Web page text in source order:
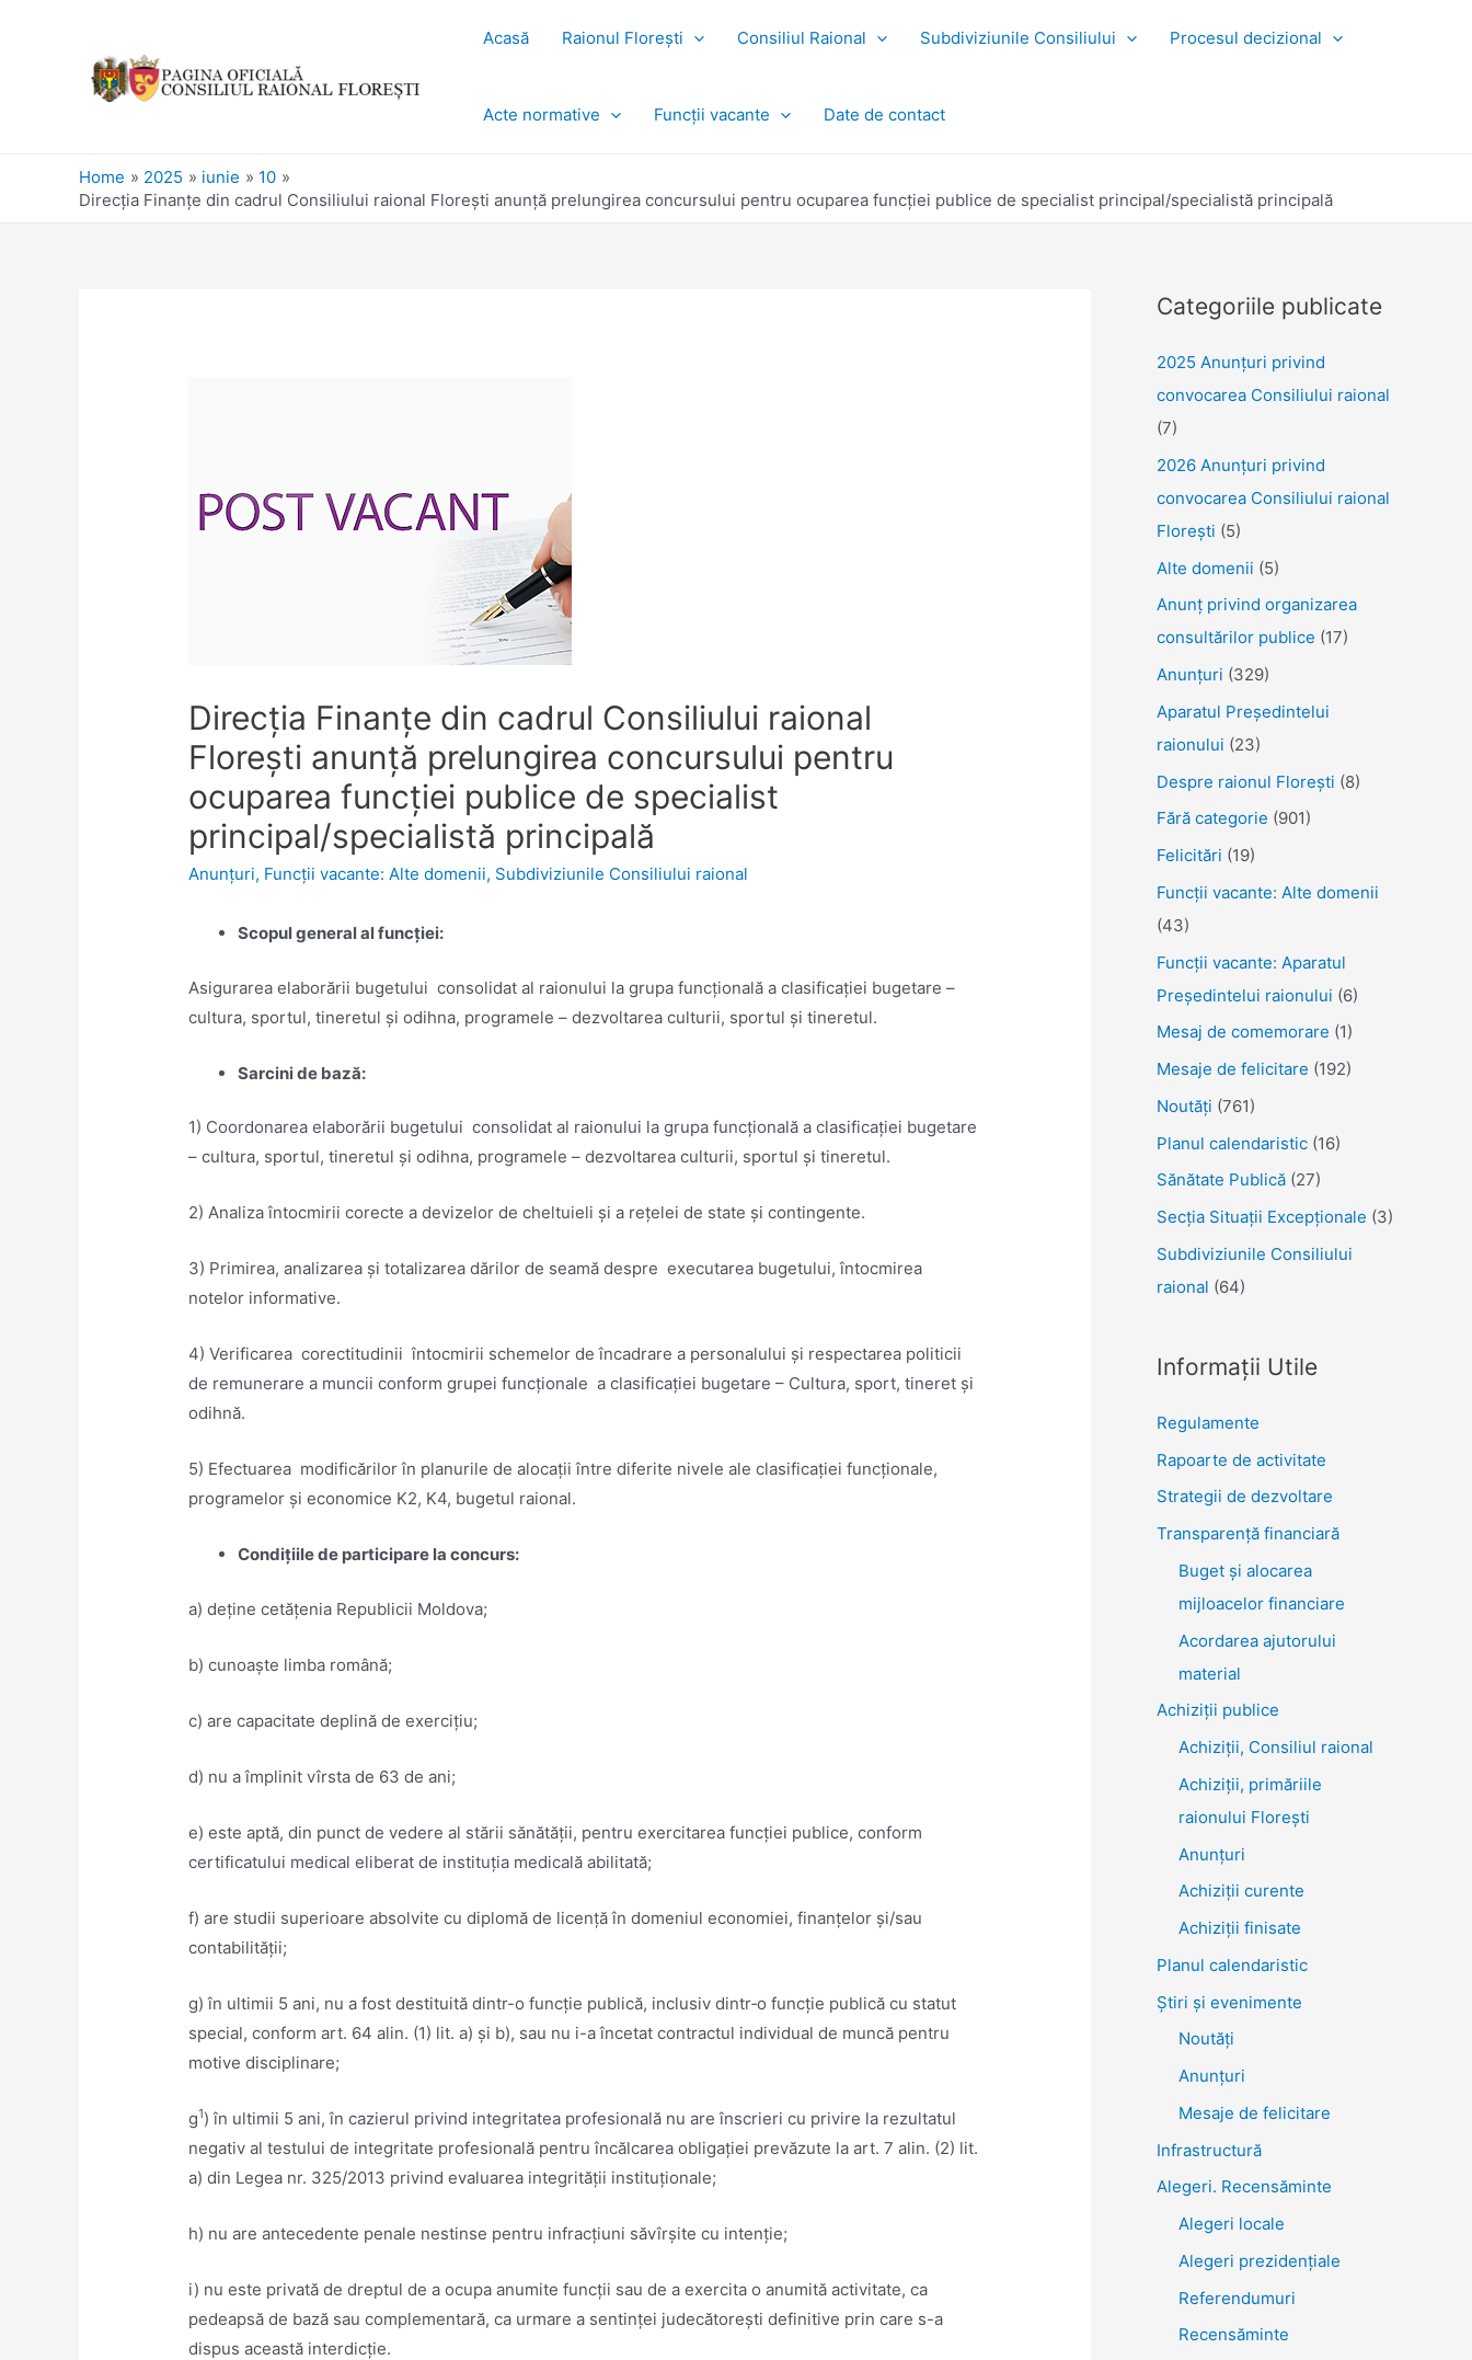
Acasă Raionul Florești Consiliul Raional Subdiviziunile Consiliului Procesul decizional
Acte normative Funcții vacante Date de contact
Home 2025 iunie
10
Direcția Finanțe din cadrul Consiliului raional Florești anunță prelungirea concursului pentru ocuparea funcţiei publice de specialist principal/specialistă principală
Direcția Finanțe din cadrul Consiliului raional
Florești anunță prelungirea concursului pentru
ocuparea funcţiei publice de specialist
principal/specialistă principală
Anunţuri, Funcţii vacante: Alte domenii, Subdiviziunile Consiliului raional
Scopul general al funcției:
Asigurarea elaborării bugetului consolidat al raionului la grupa funcţională a clasificaţiei bugetare –
cultura, sportul, tineretul şi odihna, programele – dezvoltarea culturii, sportul şi tineretul.
Sarcini de bază:
1) Coordonarea elaborării bugetului consolidat al raionului la grupa funcţională a clasificaţiei bugetare
– cultura, sportul, tineretul şi odihna, programele – dezvoltarea culturii, sportul şi tineretul.
2) Analiza întocmirii corecte a devizelor de cheltuieli şi a reţelei de state şi contingente.
3) Primirea, analizarea şi totalizarea dărilor de seamă despre executarea bugetului, întocmirea
notelor informative.
4) Verificarea corectitudinii întocmirii schemelor de încadrare a personalului şi respectarea politicii
de remunerare a muncii conform grupei funcţionale a clasificaţiei bugetare – Cultura, sport, tineret şi
odihnă.
5) Efectuarea modificărilor în planurile de alocaţii între diferite nivele ale clasificaţiei funcţionale,
programelor şi economice K2, K4, bugetul raional.
Condițiile de participare la concurs:
a) deţine cetăţenia Republicii Moldova;
b) cunoaște limba română;
c) are capacitate deplină de exerciţiu;
d) nu a împlinit vîrsta de 63 de ani;
e) este aptă, din punct de vedere al stării sănătăţii, pentru exercitarea funcţiei publice, conform
certificatului medical eliberat de instituţia medicală abilitată;
f) are studii superioare absolvite cu diplomă de licenţă în domeniul economiei, finanțelor și/sau
contabilității;
g) în ultimii 5 ani, nu a fost destituită dintr-o funcție publică, inclusiv dintr‑o funcție publică cu statut
special, conform art. 64 alin. (1) lit. a) și b), sau nu i-a încetat contractul individual de muncă pentru
motive disciplinare;
g1) în ultimii 5 ani, în cazierul privind integritatea profesională nu are înscrieri cu privire la rezultatul
negativ al testului de integritate profesională pentru încălcarea obligației prevăzute la art. 7 alin. (2) lit.
a) din Legea nr. 325/2013 privind evaluarea integrității instituționale;
h) nu are antecedente penale nestinse pentru infracţiuni săvîrşite cu intenţie;
i) nu este privată de dreptul de a ocupa anumite funcţii sau de a exercita o anumită activitate, ca
pedeapsă de bază sau complementară, ca urmare a sentinţei judecătoreşti definitive prin care s-a
dispus această interdicţie.
Categoriile publicate
2025 Anunţuri privind
convocarea Consiliului raional
(7)
2026 Anunțuri privind
convocarea Consiliului raional
Florești (5)
Alte domenii (5)
Anunţ privind organizarea
consultărilor publice (17)
Anunţuri (329)
Aparatul Preşedintelui
raionului (23)
Despre raionul Floreşti (8)
Fără categorie (901)
Felicitări (19)
Funcţii vacante: Alte domenii
(43)
Funcții vacante: Aparatul
Președintelui raionului (6)
Mesaj de comemorare (1)
Mesaje de felicitare (192)
Noutăţi (761)
Planul calendaristic (16)
Sănătate Publică (27)
Secția Situații Excepționale (3)
Subdiviziunile Consiliului
raional (64)
Informații Utile
Regulamente
Rapoarte de activitate
Strategii de dezvoltare
Transparenţă financiară
Buget și alocarea
mijloacelor financiare
Acordarea ajutorului
material
Achiziţii publice
Achiziții, Consiliul raional
Achiziții, primăriile
raionului Florești
Anunțuri
Achiziții curente
Achiziții finisate
Planul calendaristic
Știri şi evenimente
Noutăţi
Anunţuri
Mesaje de felicitare
Infrastructură
Alegeri. Recensăminte
Alegeri locale
Alegeri prezidențiale
Referendumuri
Recensăminte